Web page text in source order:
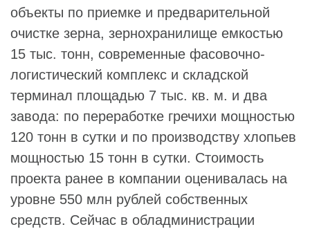
объекты по приемке и предварительной
очистке зерна, зернохранилище емкостью
15 тыс. тонн, современные фасовочно-
логистический комплекс и складской
терминал площадью 7 тыс. кв. м. и два
завода: по переработке гречихи мощностью
120 тонн в сутки и по производству хлопьев
мощностью 15 тонн в сутки. Стоимость
проекта ранее в компании оценивалась на
уровне 550 млн рублей собственных
средств. Сейчас в обладминистрации